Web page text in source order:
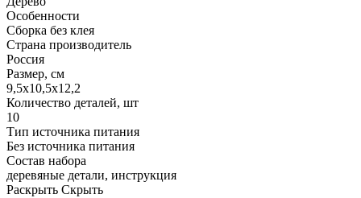
Особенности
Сборка без клея
Страна производитель
Россия
Размер, см
9,5x10,5x12,2
Количество деталей, шт
10
Тип источника питания
Без источника питания
Состав набора
деревяные детали, инструкция
Раскрыть Скрыть